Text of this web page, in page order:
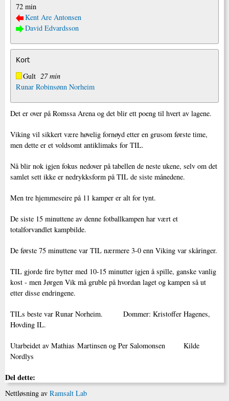
72 min
Kent Are Antonsen
David Edvardsson
Kort
Gult 27 min
Runar Robinsønn Norheim
Det er over på Romssa Arena og det blir ett poeng til hvert av lagene.
Viking vil sikkert være høvelig fornøyd etter en grusom første time,
men dette er et voldsomt antiklimaks for TIL.
Nå blir nok igjen fokus nedover på tabellen de neste ukene, selv om det
samlet sett ikke er nedrykksform på TIL de siste månedene.
Men tre hjemmeseire på 11 kamper er alt for tynt.
De siste 15 minuttene av denne fotballkampen har vært et
totalforvandlet kampbilde.
De første 75 minuttene var TIL nærmere 3-0 enn Viking var skåringer.
TIL gjorde fire bytter med 10-15 minutter igjen å spille, ganske vanlig
kost - men Jørgen Vik må gruble på hvordan laget og kampen så ut
etter disse endringene.
TILs beste var Runar Norheim. Dommer: Kristoffer Hagenes,
Hovding IL.
Utarbeidet av Mathias Martinsen og Per Salomonsen Kilde
Nordlys
Del dette:
Nettløsning av Ramsalt Lab